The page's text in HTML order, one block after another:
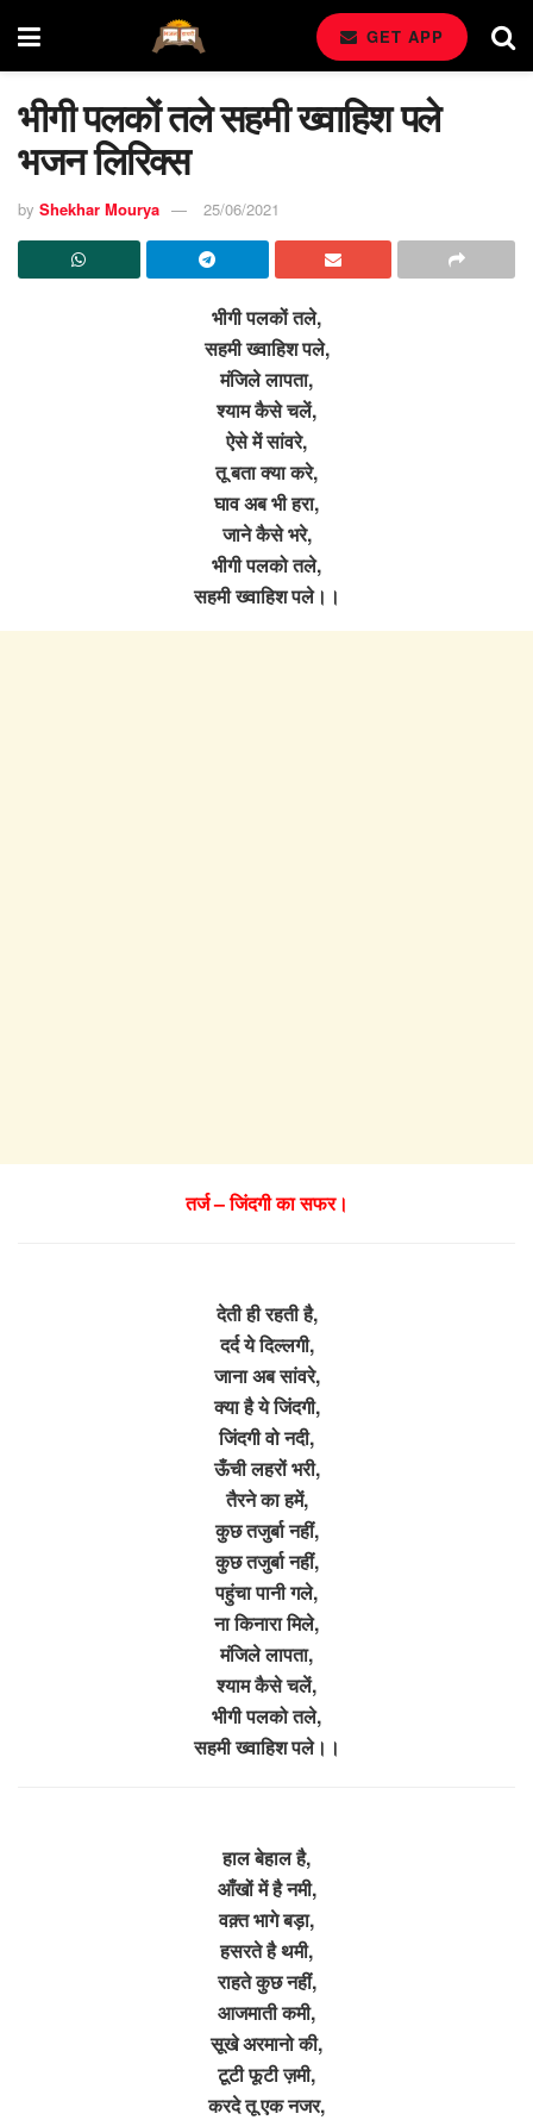
GET APP
भीगी पलकों तले सहमी ख्वाहिश पले
भजन लिरिक्स
by Shekhar Mourya 25/06/2021
भीगी पलकों तले,
सहमी ख्वाहिश पले,
मंजिले लापता,
श्याम कैसे चलें,
ऐसे में सांवरे,
तू बता क्या करे,
घाव अब भी हरा,
जाने कैसे भरे,
भीगी पलको तले,
सहमी ख्वाहिश पले।।
तर्ज – जिंदगी का सफर।
देती ही रहती है,
दर्द ये दिल्लगी,
जाना अब सांवरे,
क्या है ये जिंदगी,
जिंदगी वो नदी,
ऊँची लहरों भरी,
तैरने का हमें,
कुछ तजुर्बा नहीं,
कुछ तजुर्बा नहीं,
पहुंचा पानी गले,
ना किनारा मिले,
मंजिले लापता,
श्याम कैसे चलें,
भीगी पलको तले,
सहमी ख्वाहिश पले।।
हाल बेहाल है,
आँखों में है नमी,
वक़्त भागे बड़ा,
हसरते है थमी,
राहते कुछ नहीं,
आजमाती कमी,
सूखे अरमानो की,
टूटी फूटी ज़मी,
करदे तू एक नजर,